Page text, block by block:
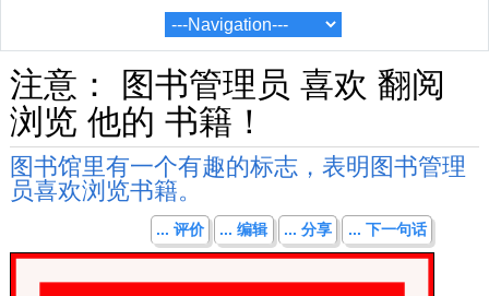
注意： 图书管理员 喜欢 翻阅
浏览 他的 书籍！
图书馆里有一个有趣的标志，表明图书管理
员喜欢浏览书籍。
... 评价 ... 编辑 ... 分享 ... 下一句话